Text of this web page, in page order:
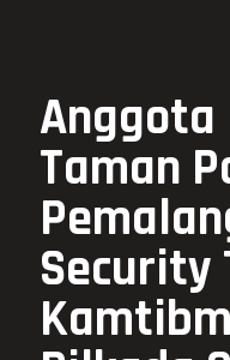
Anggota
Taman
Security